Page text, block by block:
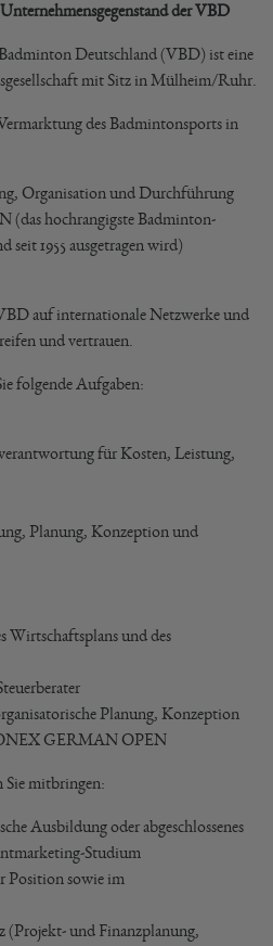
der VBD
Deutschland (VBD) ist eine
mit Sitz in Mülheim/Ruhr.
des Badmintonsports in
Organisation und Durchführung
hochrangigste Badminton-
seit 1955 ausgetragen wird)
auf internationale Netzwerke und
und vertrauen.
folgende Aufgaben:
für Kosten, Leistung,
Planung, Konzeption und
Wirtschaftsplans und des
Planung, Konzeption
GERMAN OPEN
Sie mitbringen:
Ausbildung oder abgeschlossenes
Studium
Position sowie im
(Projekt- und Finanzplanung,